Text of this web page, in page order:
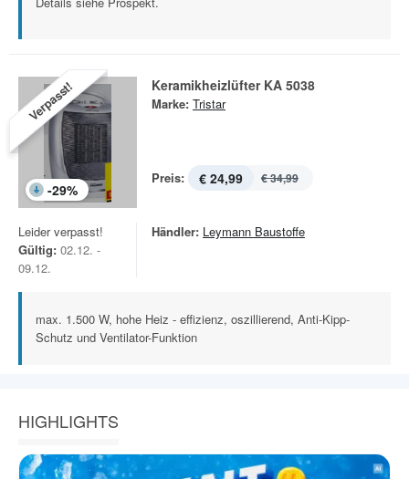
Verpasst!
-29%
Keramikheizlüfter KA 5038
Marke: Tristar
Preis: € 24,99 € 34,99
Leider verpasst!
Gültig: 02.12. -
09.12.
Händler: Leymann Baustoffe
max. 1.500 W, hohe Heiz - effizienz, oszillierend, Anti-Kipp-
Schutz und Ventilator-Funktion
HIGHLIGHTS